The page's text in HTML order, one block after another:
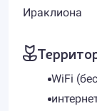
Ираклиона
WiFi